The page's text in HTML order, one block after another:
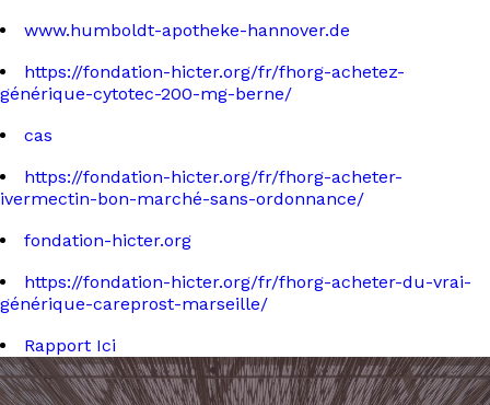
www.humboldt-apotheke-hannover.de
https://fondation-hicter.org/fr/fhorg-achetez-
générique-cytotec-200-mg-berne/
cas
https://fondation-hicter.org/fr/fhorg-acheter-
ivermectin-bon-marché-sans-ordonnance/
fondation-hicter.org
https://fondation-hicter.org/fr/fhorg-acheter-du-vrai-
générique-careprost-marseille/
Rapport Ici